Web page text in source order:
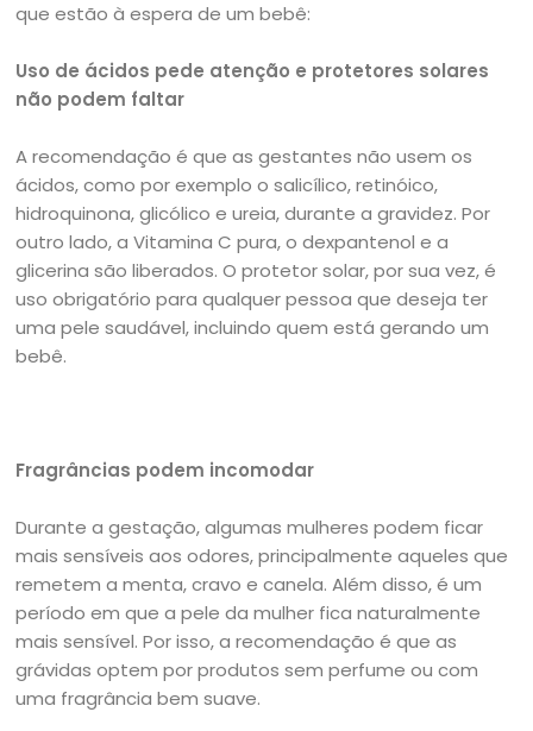
que estão à espera de um bebê:
Uso de ácidos pede atenção e protetores solares
não podem faltar
A recomendação é que as gestantes não usem os
ácidos, como por exemplo o salicílico, retinóico,
hidroquinona, glicólico e ureia, durante a gravidez. Por
outro lado, a Vitamina C pura, o dexpantenol e a
glicerina são liberados. O protetor solar, por sua vez, é
uso obrigatório para qualquer pessoa que deseja ter
uma pele saudável, incluindo quem está gerando um
bebê.
Fragrâncias podem incomodar
Durante a gestação, algumas mulheres podem ficar
mais sensíveis aos odores, principalmente aqueles que
remetem a menta, cravo e canela. Além disso, é um
período em que a pele da mulher fica naturalmente
mais sensível. Por isso, a recomendação é que as
grávidas optem por produtos sem perfume ou com
uma fragrância bem suave.